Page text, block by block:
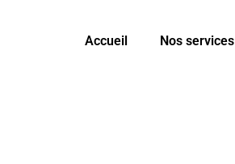
Accueil Nos services